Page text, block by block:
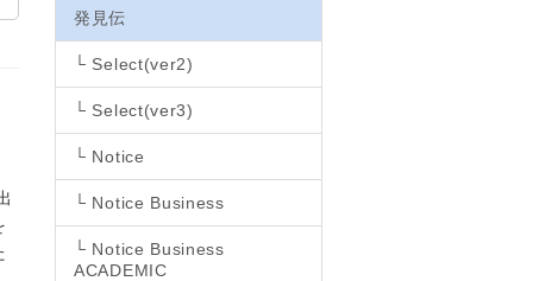
発見伝
└ Select(ver2)
└ Select(ver3)
└ Notice
└ Notice Business
└ Notice Business
ACADEMIC